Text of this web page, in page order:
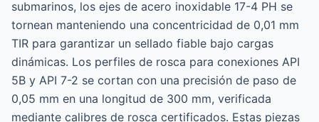
submarinos, los ejes de acero inoxidable 17-4 PH se
tornean manteniendo una concentricidad de 0,01 mm
TIR para garantizar un sellado fiable bajo cargas
dinámicas. Los perfiles de rosca para conexiones API
5B y API 7-2 se cortan con una precisión de paso de
0,05 mm en una longitud de 300 mm, verificada
mediante calibres de rosca certificados. Estas piezas